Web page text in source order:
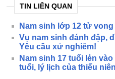
TIN LIÊN QUAN
Nam sinh lớp 12 tử
Vụ nam sinh đánh đập,
Yêu cầu xử nghiêm!
Nam sinh 17 tuổi lẻn
tuổi, lý lịch của thiếu